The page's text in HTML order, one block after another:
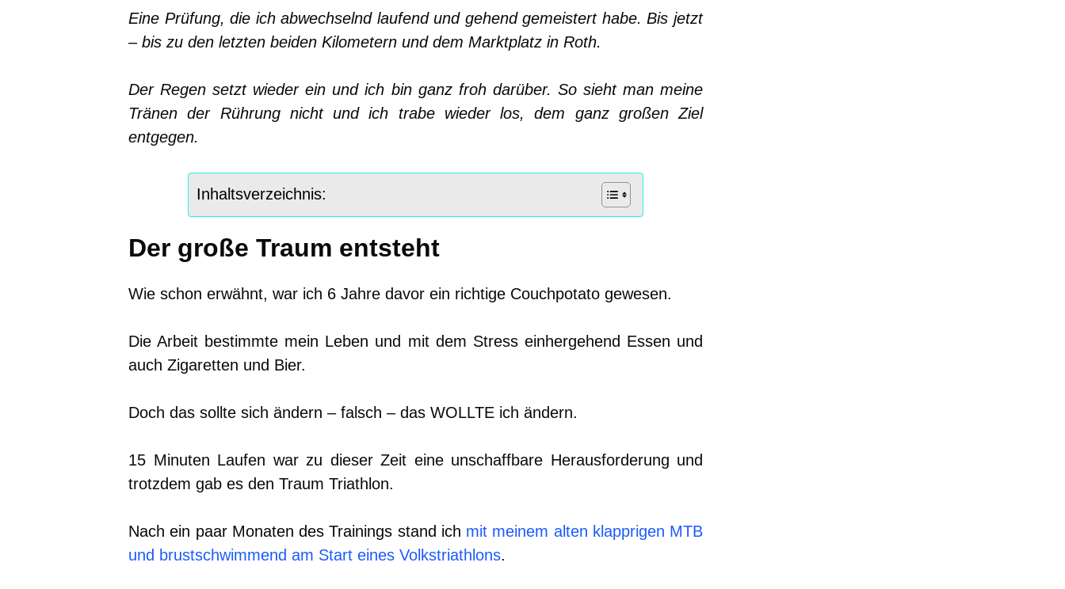
Eine Prüfung, die ich abwechselnd laufend und gehend gemeistert habe. Bis jetzt
– bis zu den letzten beiden Kilometern und dem Marktplatz in Roth.
Der Regen setzt wieder ein und ich bin ganz froh darüber. So sieht man meine
Tränen der Rührung nicht und ich trabe wieder los, dem ganz großen Ziel
entgegen.
Inhaltsverzeichnis:
Der große Traum entsteht
Wie schon erwähnt, war ich 6 Jahre davor ein richtige Couchpotato gewesen.
Die Arbeit bestimmte mein Leben und mit dem Stress einhergehend Essen und
auch Zigaretten und Bier.
Doch das sollte sich ändern – falsch – das WOLLTE ich ändern.
15 Minuten Laufen war zu dieser Zeit eine unschaffbare Herausforderung und
trotzdem gab es den Traum Triathlon.
Nach ein paar Monaten des Trainings stand ich mit meinem alten klapprigen MTB
und brustschwimmend am Start eines Volkstriathlons.